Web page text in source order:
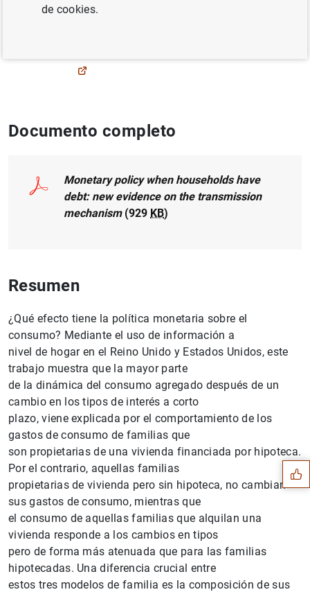
ECONOMÍA INTERNACIONAL
Documento completo
Monetary policy when households have
debt: new evidence on the transmission
mechanism(929 KB)
Resumen
¿Qué efecto tiene la política monetaria sobre el
consumo? Mediante el uso de información a
nivel de hogar en el Reino Unido y Estados Unidos, este
trabajo muestra que la mayor parte
de la dinámica del consumo agregado después de un
cambio en los tipos de interés a corto
plazo, viene explicada por el comportamiento de los
gastos de consumo de familias que
son propietarias de una vivienda financiada por hipoteca.
Por el contrario, aquellas familias
propietarias de vivienda pero sin hipoteca, no cambian
sus gastos de consumo, mientras que
el consumo de aquellas familias que alquilan una
vivienda responde a los cambios en tipos
pero de forma más atenuada que para las familias
hipotecadas. Una diferencia crucial entre
estos tres modelos de familia es la composición de sus
Sugerencias
de cookies.